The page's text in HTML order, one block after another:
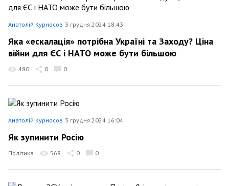
Анатолій Курносов 3 грудня 2024 18:43
Яка «ескалація» потрібна Україні та Заходу? Ціна
війни для ЄС і НАТО може бути більшою
480 0 0
Анатолій Курносов 3 грудня 2024 16:04
Як зупинити Росію
Політика 568 0 0